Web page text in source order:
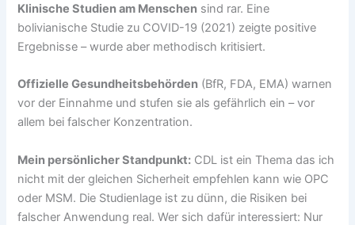
Klinische Studien am Menschen sind rar. Eine
bolivianische Studie zu COVID-19 (2021) zeigte positive
Ergebnisse – wurde aber methodisch kritisiert.
Offizielle Gesundheitsbehörden (BfR, FDA, EMA) warnen
vor der Einnahme und stufen sie als gefährlich ein – vor
allem bei falscher Konzentration.
Mein persönlicher Standpunkt: CDL ist ein Thema das ich
nicht mit der gleichen Sicherheit empfehlen kann wie OPC
oder MSM. Die Studienlage ist zu dünn, die Risiken bei
falscher Anwendung real. Wer sich dafür interessiert: Nur